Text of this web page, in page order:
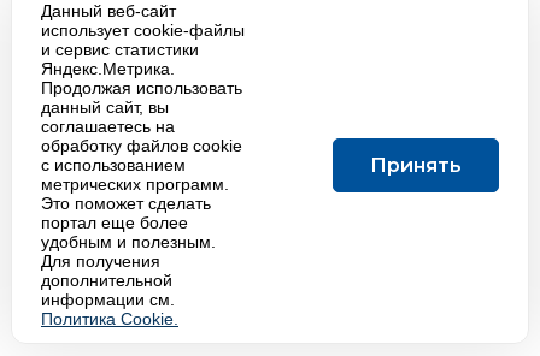
Данный веб-сайт
использует cookie-файлы
и сервис статистики
Яндекс.Метрика.
Продолжая использовать
данный сайт, вы
соглашаетесь на
обработку файлов cookie
с использованием
метрических программ.
Это поможет сделать
портал еще более
удобным и полезным.
Для получения
дополнительной
информации см.
Политика Cookie.
Принять